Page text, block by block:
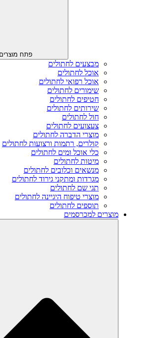
פתח
מבצעים לחתולים
אוכל לחתולים
אוכל רפואי לחתולים
שימורים לחתולים
חטיפים לחתולים
שירותים לחתולים
חול לחתולים
צעצועים לחתולים
מוצרי הדברה לחתולים
קולרים, רתמות ורצועות לחתולים
כלי אוכל ומים לחתולים
מיטות לחתולים
מנשאים וכלובים לחתולים
מגרדות ומתקני גירוד לחתולים
תגי שם לחתולים
מוצרי טיפוח היגיינה לחתולים
תוספים לחתולים
מוצרים למכרסמים